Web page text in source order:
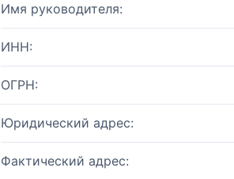
Имя руководителя:
ИНН:
ОГРН:
Юридический адрес:
Фактический адрес: